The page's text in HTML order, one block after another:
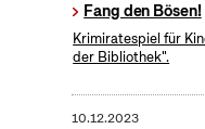
Fang den Bösen!
Krimiratespiel für
der Bibliothek".
10.12.2023